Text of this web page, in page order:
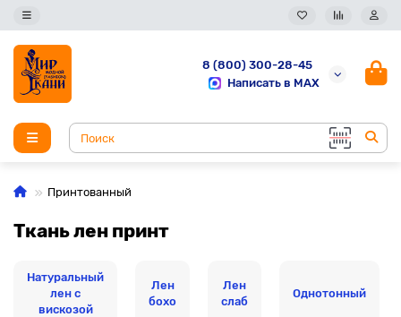
8 (800) 300-28-45
Написать в MAX
Принтованный
Ткань лен принт
Натуральный
лен с
вискозой
Лен
бохо
Лен
слаб
Однотонный